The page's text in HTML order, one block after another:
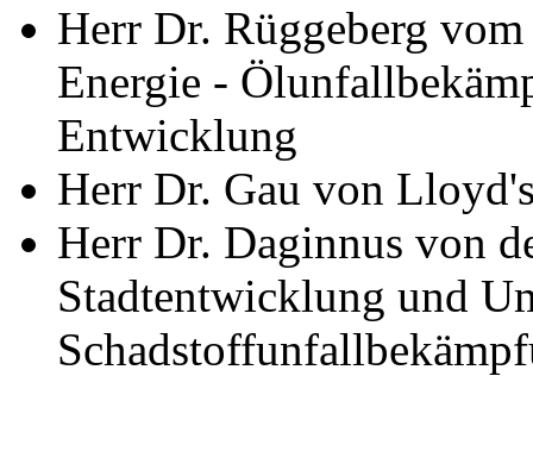
Herr Dr. Rüggeberg
Energie -
Entwicklung
Herr Dr. Gau von
Herr Dr. Daginnus von
Stadtentwicklung und